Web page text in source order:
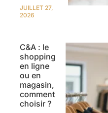
JUILLET 27,
2026
C&A : le
shopping
en ligne
ou en
magasin,
comment
choisir ?